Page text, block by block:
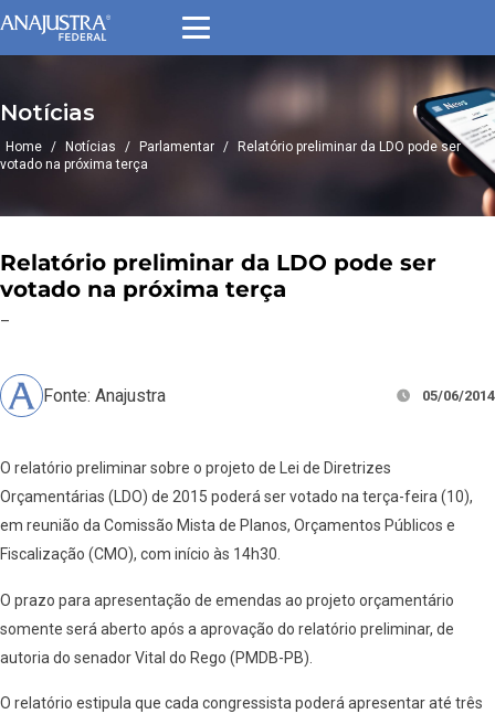
Notícias
Home / Notícias / Parlamentar /
Relatório preliminar da LDO pode ser
votado na próxima terça
Relatório preliminar da LDO pode ser
votado na próxima terça
–
Fonte: Anajustra 05/06/2014
O relatório preliminar sobre o projeto de Lei de Diretrizes
Orçamentárias (LDO) de 2015 poderá ser votado na terça-feira (10),
em reunião da Comissão Mista de Planos, Orçamentos Públicos e
Fiscalização (CMO), com início às 14h30.
O prazo para apresentação de emendas ao projeto orçamentário
somente será aberto após a aprovação do relatório preliminar, de
autoria do senador Vital do Rego (PMDB-PB).
O relatório estipula que cada congressista poderá apresentar até três